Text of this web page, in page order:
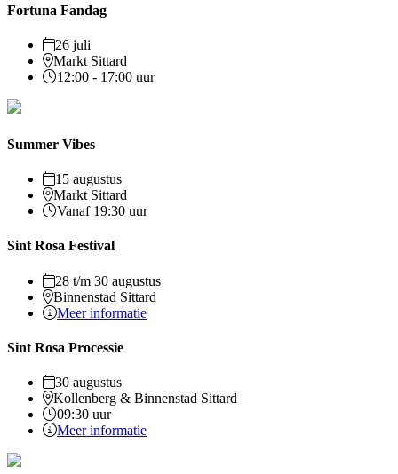
Fortuna Fandag
26 juli
Markt Sittard
12:00 - 17:00 uur
Summer Vibes
15 augustus
Markt Sittard
Vanaf 19:30 uur
Sint Rosa Festival
28 t/m 30 augustus
Binnenstad Sittard
Meer informatie
Sint Rosa Processie
30 augustus
Kollenberg & Binnenstad Sittard
09:30 uur
Meer informatie